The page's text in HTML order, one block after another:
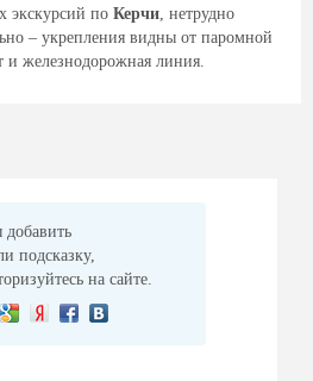
экскурсий по Керчи, нетрудно
– укрепления видны от паромной
и железнодорожная линия.
добавить
подсказку,
на сайте.